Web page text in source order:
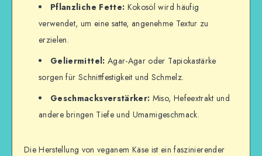
Pflanzliche Fette: Kokosöl wird häufig
verwendet, um eine satte, angenehme Textur zu
erzielen.
Geliermittel: Agar-Agar oder Tapiokastärke
sorgen für Schnittfestigkeit und Schmelz.
Geschmacksverstärker: Miso, Hefeextrakt und
andere bringen Tiefe und Umamigeschmack.
Die Herstellung von veganem Käse ist ein faszinierender